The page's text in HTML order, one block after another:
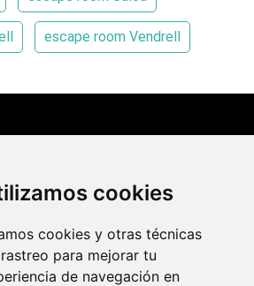
cookies
cookies y otras técnicas
para mejorar tu
de navegación en
escape room Vendrell